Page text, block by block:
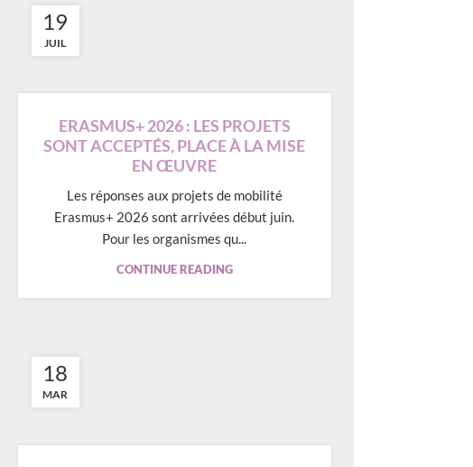
19
JUIL
ERASMUS+ 2026 : LES PROJETS
SONT ACCEPTÉS, PLACE À LA MISE
EN ŒUVRE
Les réponses aux projets de mobilité
Erasmus+ 2026 sont arrivées début juin.
Pour les organismes qu...
CONTINUE READING
18
MAR